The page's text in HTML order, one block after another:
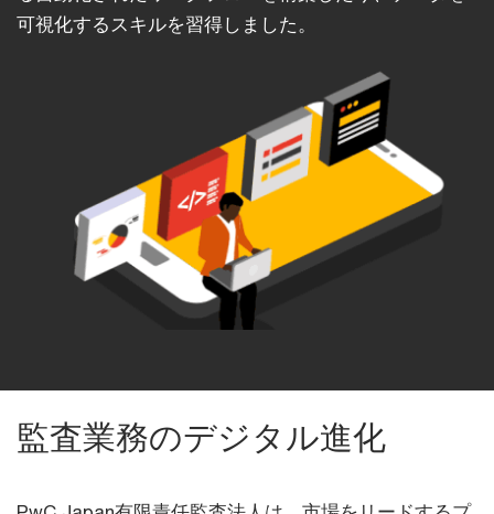
可視化するスキルを習得しました。
監査業務のデジタル進化